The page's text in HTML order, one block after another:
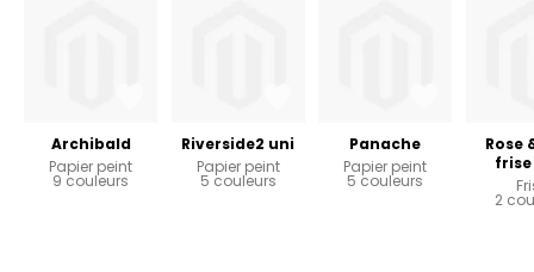
Archibald
Papier peint
9 couleurs
Riverside2 uni
Papier peint
5 couleurs
Panache
Papier peint
5 couleurs
Rose
2